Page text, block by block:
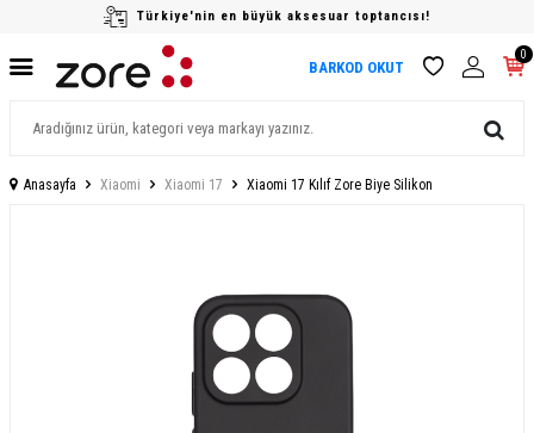
Türkiye'nin en büyük aksesuar toptancısı!
BARKOD OKUT
0
Anasayfa Xiaomi Xiaomi 17 Xiaomi 17 Kılıf Zore Biye Silikon